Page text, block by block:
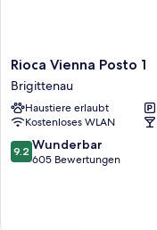
Rioca
Vienna
Posto
1
Brigittenau
Rioca Vienna Posto 1
Brigittenau
Haustiere erlaubt
Kostenloses WLAN
9.2
von
9.2 Wunderbar
605 Bewertungen